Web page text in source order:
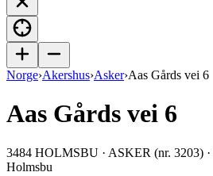
Norge›Akershus›Asker›Aas Gårds vei 6
Aas Gårds vei 6
3484 HOLMSBU · ASKER (nr. 3203) ·
Holmsbu